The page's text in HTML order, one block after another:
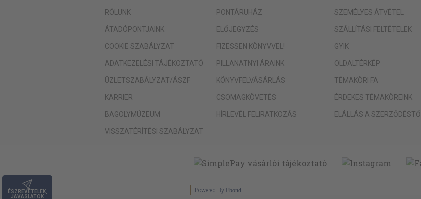
ÉSZREVÉTELEK,
JAVASLATOK
RÓLUNK
ÁTADÓPONTJAINK
COOKIE SZABÁLYZAT
ADATKEZELÉSI TÁJÉKOZTATÓ
ÜZLETSZABÁLYZAT/ÁSZF
KARRIER
BAGOLYMÚZEUM
VISSZATÉRÍTÉSI SZABÁLYZAT
PONTÁRUHÁZ
ELŐJEGYZÉS
FIZESSEN KÖNYVVEL!
PILLANATNYI ÁRAINK
KÖNYVFELVÁSÁRLÁS
CSOMAGKÖVETÉS
HÍRLEVÉL FELIRATKOZÁS
SZEMÉLYES ÁTVÉTEL
SZÁLLÍTÁSI FELTÉTELEK
GYIK
OLDALTÉRKÉP
TÉMAKÖRI FA
ÉRDEKES TÉMAKÖREINK
ELÁLLÁS A SZERZŐDÉSTŐL
Powered By Ebond